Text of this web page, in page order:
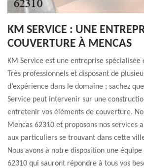
KM SERVICE : UNE
COUVERTURE À MENCAS
KM Service est une entreprise
Très professionnels et disposant de
d’expérience dans le domaine ; sachez
Service peut intervenir sur une
entretenir vos éléments de couverture.
Mencas 62310 et proposons nos services
aux particuliers se trouvant dans cette
Nous avons à notre disposition une
62310 qui sauront répondre à tous vos